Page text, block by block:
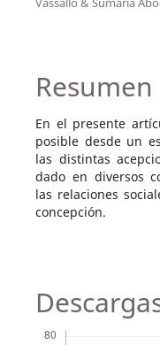
Resumen
En el presente
posible desde un
las distintas
dado en diversos
las relaciones
concepción.